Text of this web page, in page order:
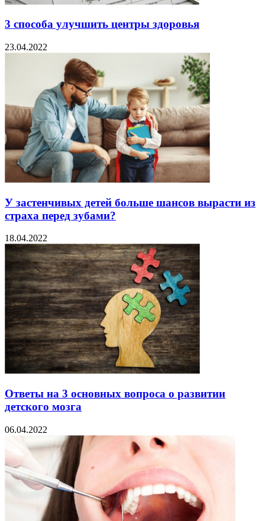
3 способа улучшить центры здоровья
23.04.2022
У застенчивых детей больше шансов вырасти из
страха перед зубами?
18.04.2022
Ответы на 3 основных вопроса о развитии
детского мозга
06.04.2022